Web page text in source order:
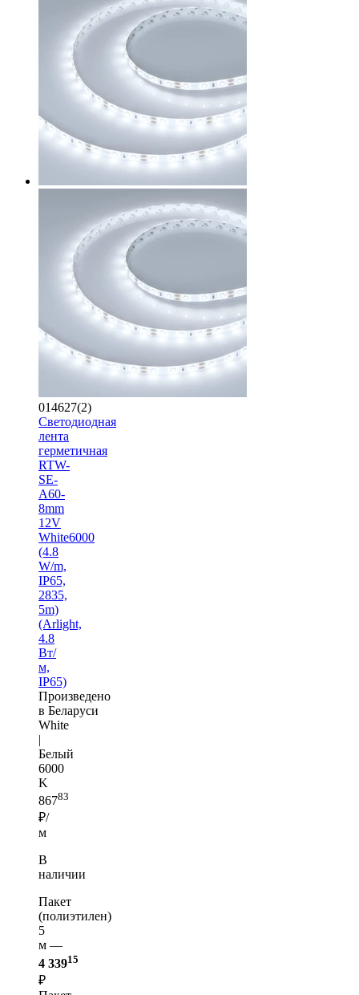
014627(2)
Светодиодная
лента
герметичная
RTW-
SE-
A60-
8mm
12V
White6000
(4.8
W/m,
IP65,
2835,
5m)
(Arlight,
4.8
Вт/
м,
IP65)
Произведено
в Беларуси
White
|
Белый
6000
K
86783
₽/
м
В
наличии
Пакет
(полиэтилен)
5
м —
4 33915
₽